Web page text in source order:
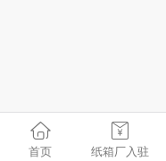
首页 纸箱厂入驻